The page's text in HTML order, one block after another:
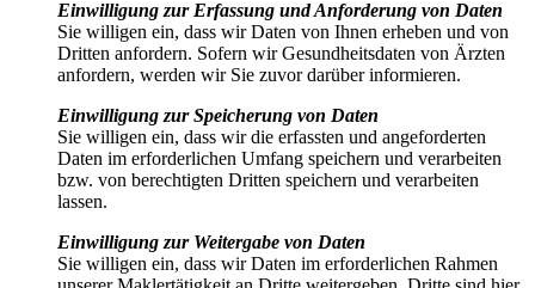
Einwilligung zur Erfassung und Anforderung von Daten
Sie willigen ein, dass wir Daten von Ihnen erheben und von
Dritten anfordern. Sofern wir Gesundheitsdaten von Ärzten
anfordern, werden wir Sie zuvor darüber informieren.
Einwilligung zur Speicherung von Daten
Sie willigen ein, dass wir die erfassten und angeforderten
Daten im erforderlichen Umfang speichern und verarbeiten
bzw. von berechtigten Dritten speichern und verarbeiten
lassen.
Einwilligung zur Weitergabe von Daten
Sie willigen ein, dass wir Daten im erforderlichen Rahmen